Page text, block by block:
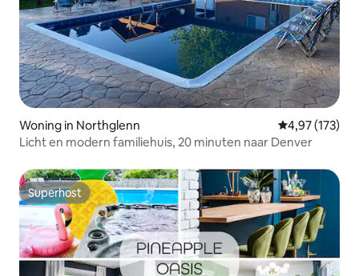
Woning in Northglenn Gemiddelde
4,97 (173)
Licht en modern familiehuis, 20 minuten naar Denver
Superhost
Superhost